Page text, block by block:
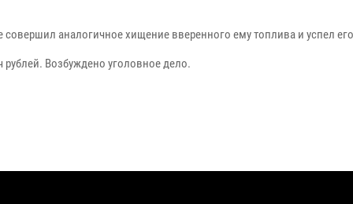
совершил аналогичное хищение вверенного ему топлива и успел
Возбуждено уголовное дело.